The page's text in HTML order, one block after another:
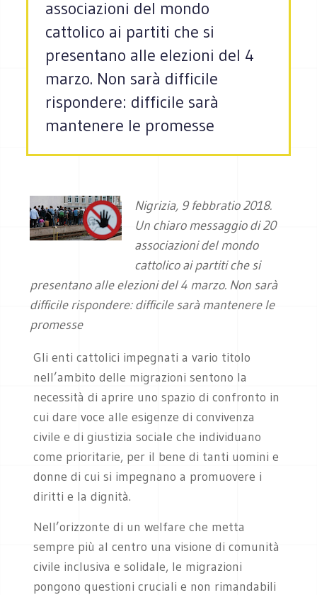
associazioni del mondo
cattolico ai partiti che si
presentano alle elezioni del 4
marzo. Non sarà difficile
rispondere: difficile sarà
mantenere le promesse
Nigrizia, 9 febbratio 2018.
Un chiaro messaggio di 20
associazioni del mondo
cattolico ai partiti che si
presentano alle elezioni del 4 marzo. Non sarà
difficile rispondere: difficile sarà mantenere le
promesse
Gli enti cattolici impegnati a vario titolo
nell’ambito delle migrazioni sentono la
necessità di aprire uno spazio di confronto in
cui dare voce alle esigenze di convivenza
civile e di giustizia sociale che individuano
come prioritarie, per il bene di tanti uomini e
donne di cui si impegnano a promuovere i
diritti e la dignità.
Nell’orizzonte di un welfare che metta
sempre più al centro una visione di comunità
civile inclusiva e solidale, le migrazioni
pongono questioni cruciali e non rimandabili